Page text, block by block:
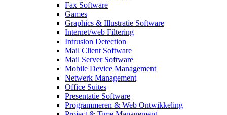
Fax Software
Games
Graphics & Illustratie Software
Internet/web Filtering
Intrusion Detection
Mail Client Software
Mail Server Software
Mobile Device Management
Netwerk Management
Office Suites
Presentatie Software
Programmeren & Web Ontwikkeling